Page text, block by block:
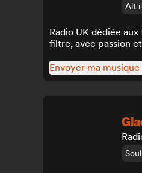
Alt
Radio UK dédiée
filtre, avec passion
Envoyer ma musique
Soul